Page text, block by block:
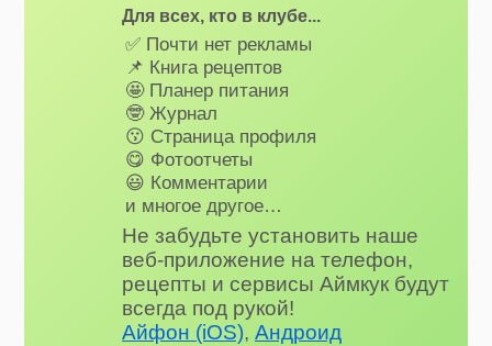
Для всех, кто в клубе...
✅ Почти нет рекламы
📌 Книга рецептов
🤩 Планер питания
🤓 Журнал
😗 Страница профиля
😋 Фотоотчеты
😃 Комментарии
и многое другое…
Не забудьте установить наше
веб-приложение на телефон,
рецепты и сервисы Аймкук будут
всегда под рукой!
Айфон (iOS),Андроид